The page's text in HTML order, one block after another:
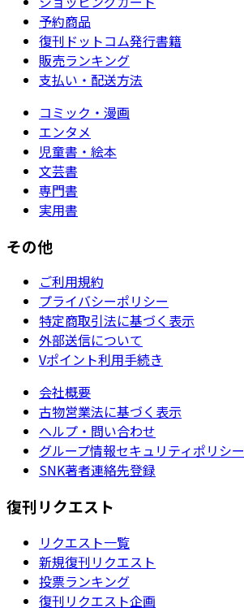
予約商品
復刊ドットコム発行書籍
販売ランキング
支払い・配送方法
コミック・漫画
エンタメ
児童書・絵本
文芸書
専門書
実用書
その他
ご利用規約
プライバシーポリシー
特定商取引法に基づく表示
外部送信について
Vポイント利用手続き
会社概要
古物営業法に基づく表示
ヘルプ・問い合わせ
グループ情報セキュリティポリシー
SNK著者連絡先登録
復刊リクエスト
リクエスト一覧
新規復刊リクエスト
投票ランキング
復刊リクエスト企画